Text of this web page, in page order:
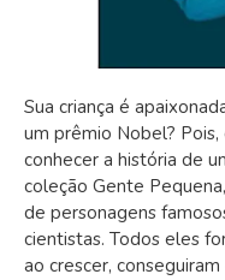
Sua criança é
um prêmio Nobel?
conhecer a história de
coleção Gente
de personagens
cientistas. Todos eles
ao crescer, conseguiram